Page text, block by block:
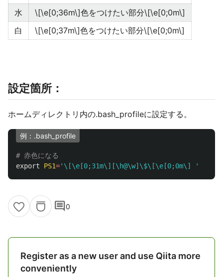
水
\[\e[0;36m\]色をつけたい部分\[\e[0;0m\]
白
\[\e[0;37m\]色をつけたい部分\[\e[0;0m\]
設定箇所：
ホームディレクトリ内の.bash_profileに設定する。
例：.bash_profile
# 赤色になる
export
PS1='\[\e[0;31m\][\h@\w]\$\[\e[0;0m\] '
comment0
Register as a new user and use Qiita more
conveniently